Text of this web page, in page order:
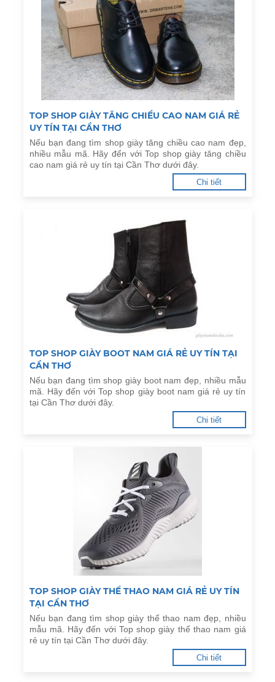
TOP SHOP GIÀY TĂNG CHIỀU CAO NAM GIÁ RẺ
UY TÍN TẠI CẦN THƠ
Nếu bạn đang tìm shop giày tăng chiều cao nam đẹp,
nhiều mẫu mã. Hãy đến với Top shop giày tăng chiều
cao nam giá rẻ uy tín tại Cần Thơ dưới đây.
Chi tiết
TOP SHOP GIÀY BOOT NAM GIÁ RẺ UY TÍN TẠI
CẦN THƠ
Nếu bạn đang tìm shop giày boot nam đẹp, nhiều mẫu
mã. Hãy đến với Top shop giày boot nam giá rẻ uy tín
tại Cần Thơ dưới đây.
Chi tiết
TOP SHOP GIÀY THỂ THAO NAM GIÁ RẺ UY TÍN
TẠI CẦN THƠ
Nếu bạn đang tìm shop giày thể thao nam đẹp, nhiều
mẫu mã. Hãy đến với Top shop giày thể thao nam giá
rẻ uy tín tại Cần Thơ dưới đây.
Chi tiết